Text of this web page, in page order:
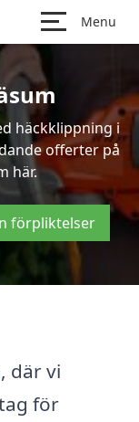
Menu
häckklippning i
offerter på
här.
förpliktelser
där vi
för